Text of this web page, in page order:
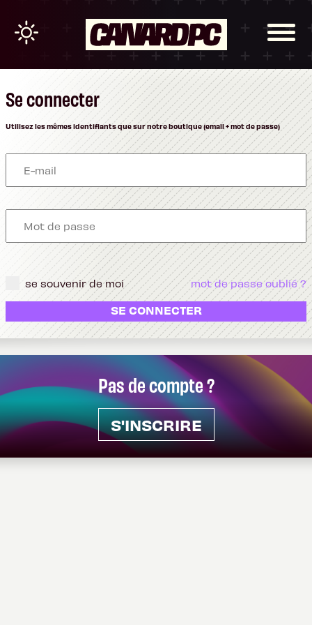
Pas de compte ?
S'INSCRIRE
Se connecter
Utilisez les mêmes identifiants que sur notre boutique (email + mot de passe)
se souvenir de moi mot de passe oublié ?
SE CONNECTER